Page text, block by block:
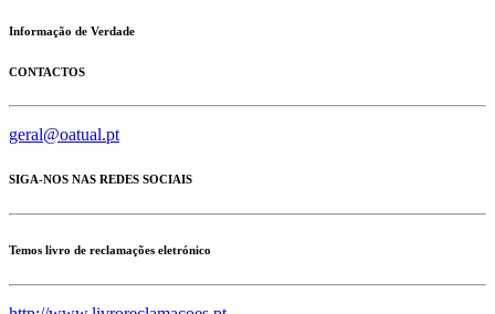
Informação de Verdade
CONTACTOS
geral@oatual.pt
SIGA-NOS NAS REDES SOCIAIS
Temos livro de reclamações eletrónico